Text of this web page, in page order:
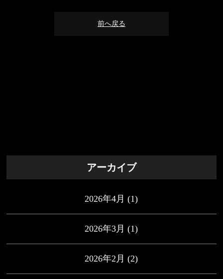
前へ戻る
アーカイブ
2026年4月 (1)
2026年3月 (1)
2026年2月 (2)